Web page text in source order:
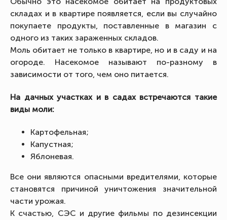
складах и в квартире появляется, если вы случайно
покупаете продукты, поставленные в магазин с
одного из таких зараженных складов.
Моль обитает не только в квартире, но и в саду и на
огороде. Насекомое называют по-разному в
зависимости от того, чем оно питается.
На дачных участках и в садах встречаются такие
виды моли:
Картофельная;
Капустная;
Яблоневая.
Все они являются опасными вредителями, которые
становятся причиной уничтожения значительной
части урожая.
К счастью, СЭС и другие фильмы по дезинсекции